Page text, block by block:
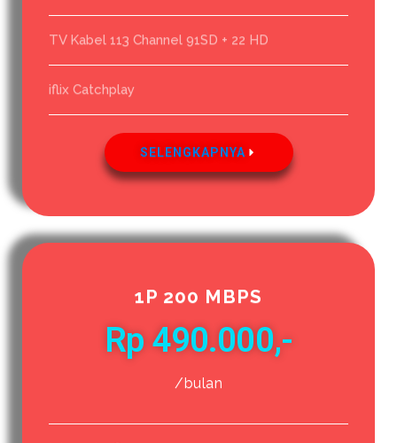
TV Kabel 113 Channel 91SD + 22 HD
iflix Catchplay
SELENGKAPNYA
1P 200 MBPS
Rp 490.000,-
/bulan